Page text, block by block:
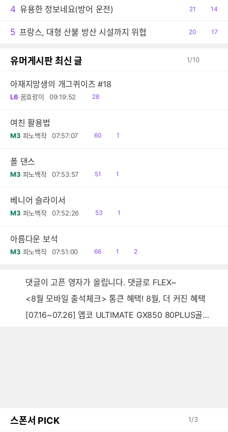
4 유용한 정보네요(방어 운전)
공
21
댓
14
5 프랑스, 대형 산불 방산 시설까지 위협
공
20
댓
17
유머게시판 최신 글 1/10
아재지망생의 개그퀴이즈 #18
L6 꿈호랑이 09:19:52
읽
28
여친 활용법
M3 파노백작 07:57:07
읽
60
댓1
폴 댄스
M3 파노백작 07:53:57
읽
51
댓1
베니어 슬라이서
M3 파노백작 07:52:26
읽
53
댓1
아름다운 보석
M3 파노백작 07:51:00
읽
66
공1
댓
2
댓글이 고픈 영자가 올립니다. 댓글로 FLEX~
<8월 모바일 출석체크> 통큰 혜택! 8월, 더 커진 혜택
[07.16~07.26] 앱코 ULTIMATE GX850 80PLUS골드 풀모듈러 ATX3.0 블랙
스폰서 PICK 1/3